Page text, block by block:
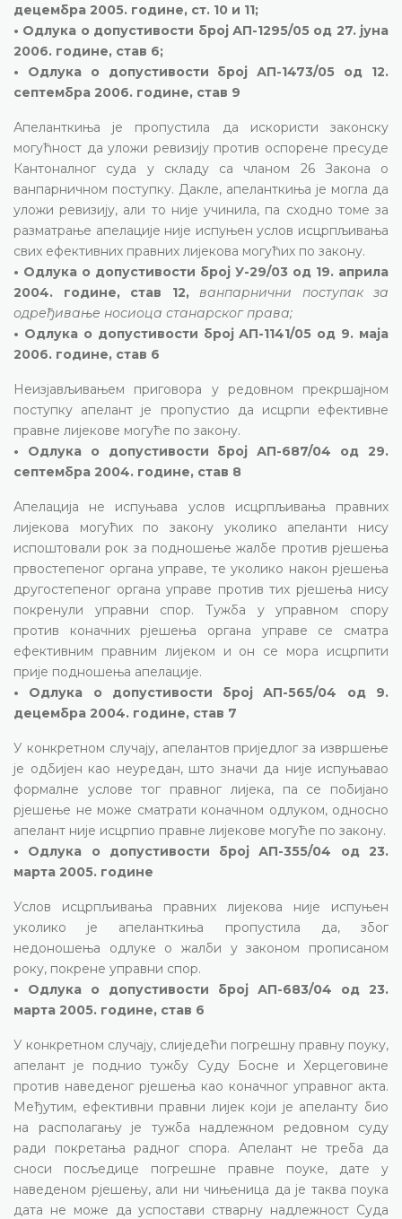
децембра 2005. године, ст. 10 и 11;
• Одлука о допустивости број АП-1295/05 од 27. јуна
2006. године, став 6;
• Одлука о допустивости број АП-1473/05 од 12.
септембра 2006. године, став 9
Апеланткиња је пропустила да искористи законску
могућност да уложи ревизију против оспорене пресуде
Кантоналног суда у складу са чланом 26 Закона о
ванпарничном поступку. Дакле, апеланткиња је могла да
уложи ревизију, али то није учинила, па сходно томе за
разматрање апелације није испуњен услов исцрпљивања
свих ефективних правних лијекова могућих по закону.
• Одлука о допустивости број У-29/03 од 19. априла
2004. године, став 12, ванпарнични поступак за
одређивање носиоца станарског права;
• Одлука о допустивости број АП-1141/05 од 9. маја
2006. године, став 6
Неизјављивањем приговора у редовном прекршајном
поступку апелант је пропустио да исцрпи ефективне
правне лијекове могуће по закону.
• Одлука о допустивости број АП-687/04 од 29.
септембра 2004. године, став 8
Апелација не испуњава услов исцрпљивања правних
лијекова могућих по закону уколико апеланти нису
испоштовали рок за подношење жалбе против рјешења
првостепеног органа управе, те уколико након рјешења
другостепеног органа управе против тих рјешења нису
покренули управни спор. Тужба у управном спору
против коначних рјешења органа управе се сматра
ефективним правним лијеком и он се мора исцрпити
прије подношења апелације.
• Одлука о допустивости број АП-565/04 од 9.
децембра 2004. године, став 7
У конкретном случају, апелантов приједлог за извршење
је одбијен као неуредан, што значи да није испуњавао
формалне услове тог правног лијека, па се побијано
рјешење не може сматрати коначном одлуком, односно
апелант није исцрпио правне лијекове могуће по закону.
• Одлука о допустивости број АП-355/04 од 23.
марта 2005. године
Услов исцрпљивања правних лијекова није испуњен
уколико је апеланткиња пропустила да, због
недоношења одлуке о жалби у законом прописаном
року, покрене управни спор.
• Одлука о допустивости број АП-683/04 од 23.
марта 2005. године, став 6
У конкретном случају, слиједећи погрешну правну поуку,
апелант је поднио тужбу Суду Босне и Херцеговине
против наведеног рјешења као коначног управног акта.
Међутим, ефективни правни лијек који је апеланту био
на располагању је тужба надлежном редовном суду
ради покретања радног спора. Апелант не треба да
сноси посљедице погрешне правне поуке, дате у
наведеном рјешењу, али ни чињеница да је таква поука
дата не може да успостави стварну надлежност Суда